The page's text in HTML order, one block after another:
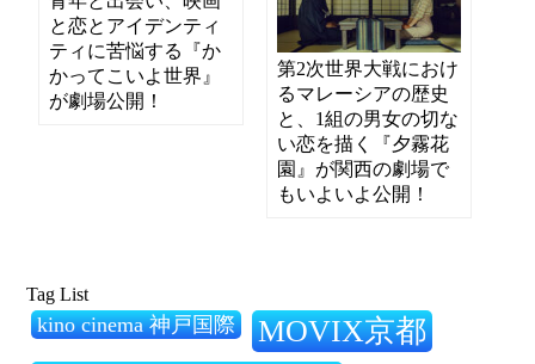
と恋とアイデンティ
ティに苦悩する『か
かってこいよ世界』
が劇場公開！
第2次世界大戦におけ
るマレーシアの歴史
と、1組の男女の切な
い恋を描く『夕霧花
園』が関西の劇場で
もいよいよ公開！
Tag List
kino cinema 神戸国際 MOVIX京都